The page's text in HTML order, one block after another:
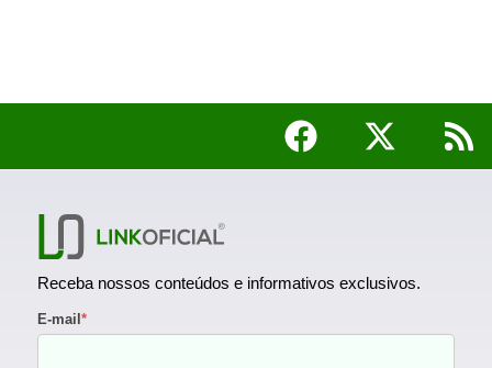
Receba nossos conteúdos e informativos exclusivos.
E-mail*